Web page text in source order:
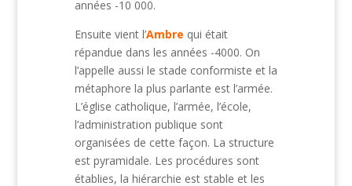
années -10 000.
Ensuite vient l’Ambre qui était
répandue dans les années -4000. On
l’appelle aussi le stade conformiste et la
métaphore la plus parlante est l’armée.
L’église catholique, l’armée, l’école,
l’administration publique sont
organisées de cette façon. La structure
est pyramidale. Les procédures sont
établies, la hiérarchie est stable et les